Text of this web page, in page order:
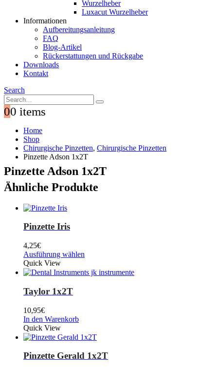
Wurzelheber
Luxacut Wurzelheber
Informationen
Aufbereitungsanleitung
FAQ
Blog-Artikel
Rückerstattungen und Rückgabe
Downloads
Kontakt
Search
00 items
Home
Shop
Chirurgische Pinzetten, Chirurgische Pinzetten
Pinzette Adson 1x2T
Pinzette Adson 1x2T
Ähnliche Produkte
Pinzette Iris
4,25€
Ausführung wählen
Quick View
Taylor 1x2T
10,95€
In den Warenkorb
Quick View
Pinzette Gerald 1x2T